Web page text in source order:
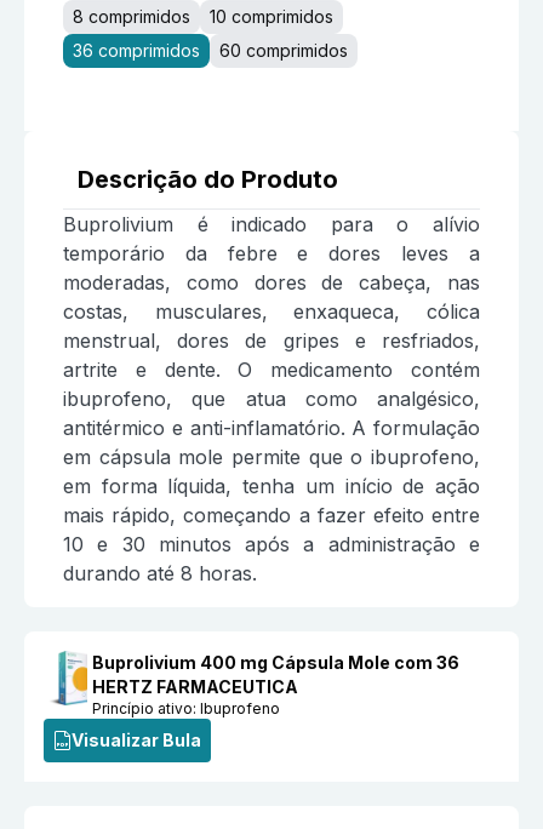
8 comprimidos
10 comprimidos
36 comprimidos
60 comprimidos
Descrição do Produto
Buprolivium é indicado para o alívio
temporário da febre e dores leves a
moderadas, como dores de cabeça, nas
costas, musculares, enxaqueca, cólica
menstrual, dores de gripes e resfriados,
artrite e dente. O medicamento contém
ibuprofeno, que atua como analgésico,
antitérmico e anti-inflamatório. A formulação
em cápsula mole permite que o ibuprofeno,
em forma líquida, tenha um início de ação
mais rápido, começando a fazer efeito entre
10 e 30 minutos após a administração e
durando até 8 horas.
Buprolivium 400 mg Cápsula Mole com 36
HERTZ FARMACEUTICA
Princípio ativo:Ibuprofeno
Visualizar Bula